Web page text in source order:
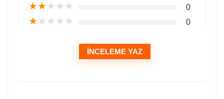
★★★★★ 0
★★★★★ 0
İNCELEME YAZ